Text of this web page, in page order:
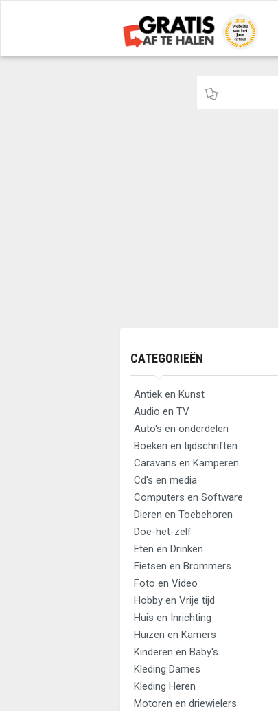
CATEGORIEËN
Antiek en Kunst
Audio en TV
Auto's en onderdelen
Boeken en tijdschriften
Caravans en Kamperen
Cd's en media
Computers en Software
Dieren en Toebehoren
Doe-het-zelf
Eten en Drinken
Fietsen en Brommers
Foto en Video
Hobby en Vrije tijd
Huis en Inrichting
Huizen en Kamers
Kinderen en Baby's
Kleding Dames
Kleding Heren
Motoren en driewielers